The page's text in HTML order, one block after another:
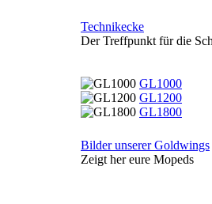
Technikecke
Der Treffpunkt für die
GL1000
GL1200
GL1800
Bilder unserer Goldwings
Zeigt her eure Mopeds